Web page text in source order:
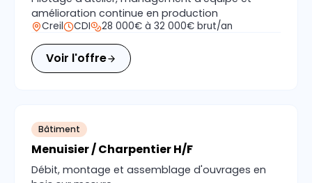
amélioration continue en production
Creil CDI 28 000€ à 32 000€ brut/an
Voir l'offre
Bâtiment
Menuisier / Charpentier H/F
Débit, montage et assemblage d'ouvrages en